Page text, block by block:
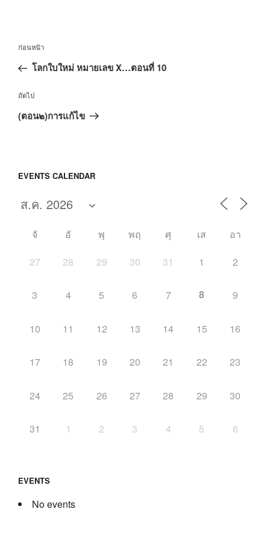
แนะแนว
เรื่อง
เรื่อง
ก่อน
ก่อนหน้า
โลกใบใหม่ หมายเลข X…ตอนที่ 10
เรื่อง
ถัด
ถัดไป
(ตอน๒)การแก้ไข
EVENTS CALENDAR
จั อั พุ พฤ ศุ เส
อา
27
28 29 30 31 1 2
3 4 5 6 7 8 9
10 11 12 13 14 15 16
17 18 19 20 21 22 23
24 25 26 27 28 29 30
31 1 2 3 4 5 6
EVENTS
No events